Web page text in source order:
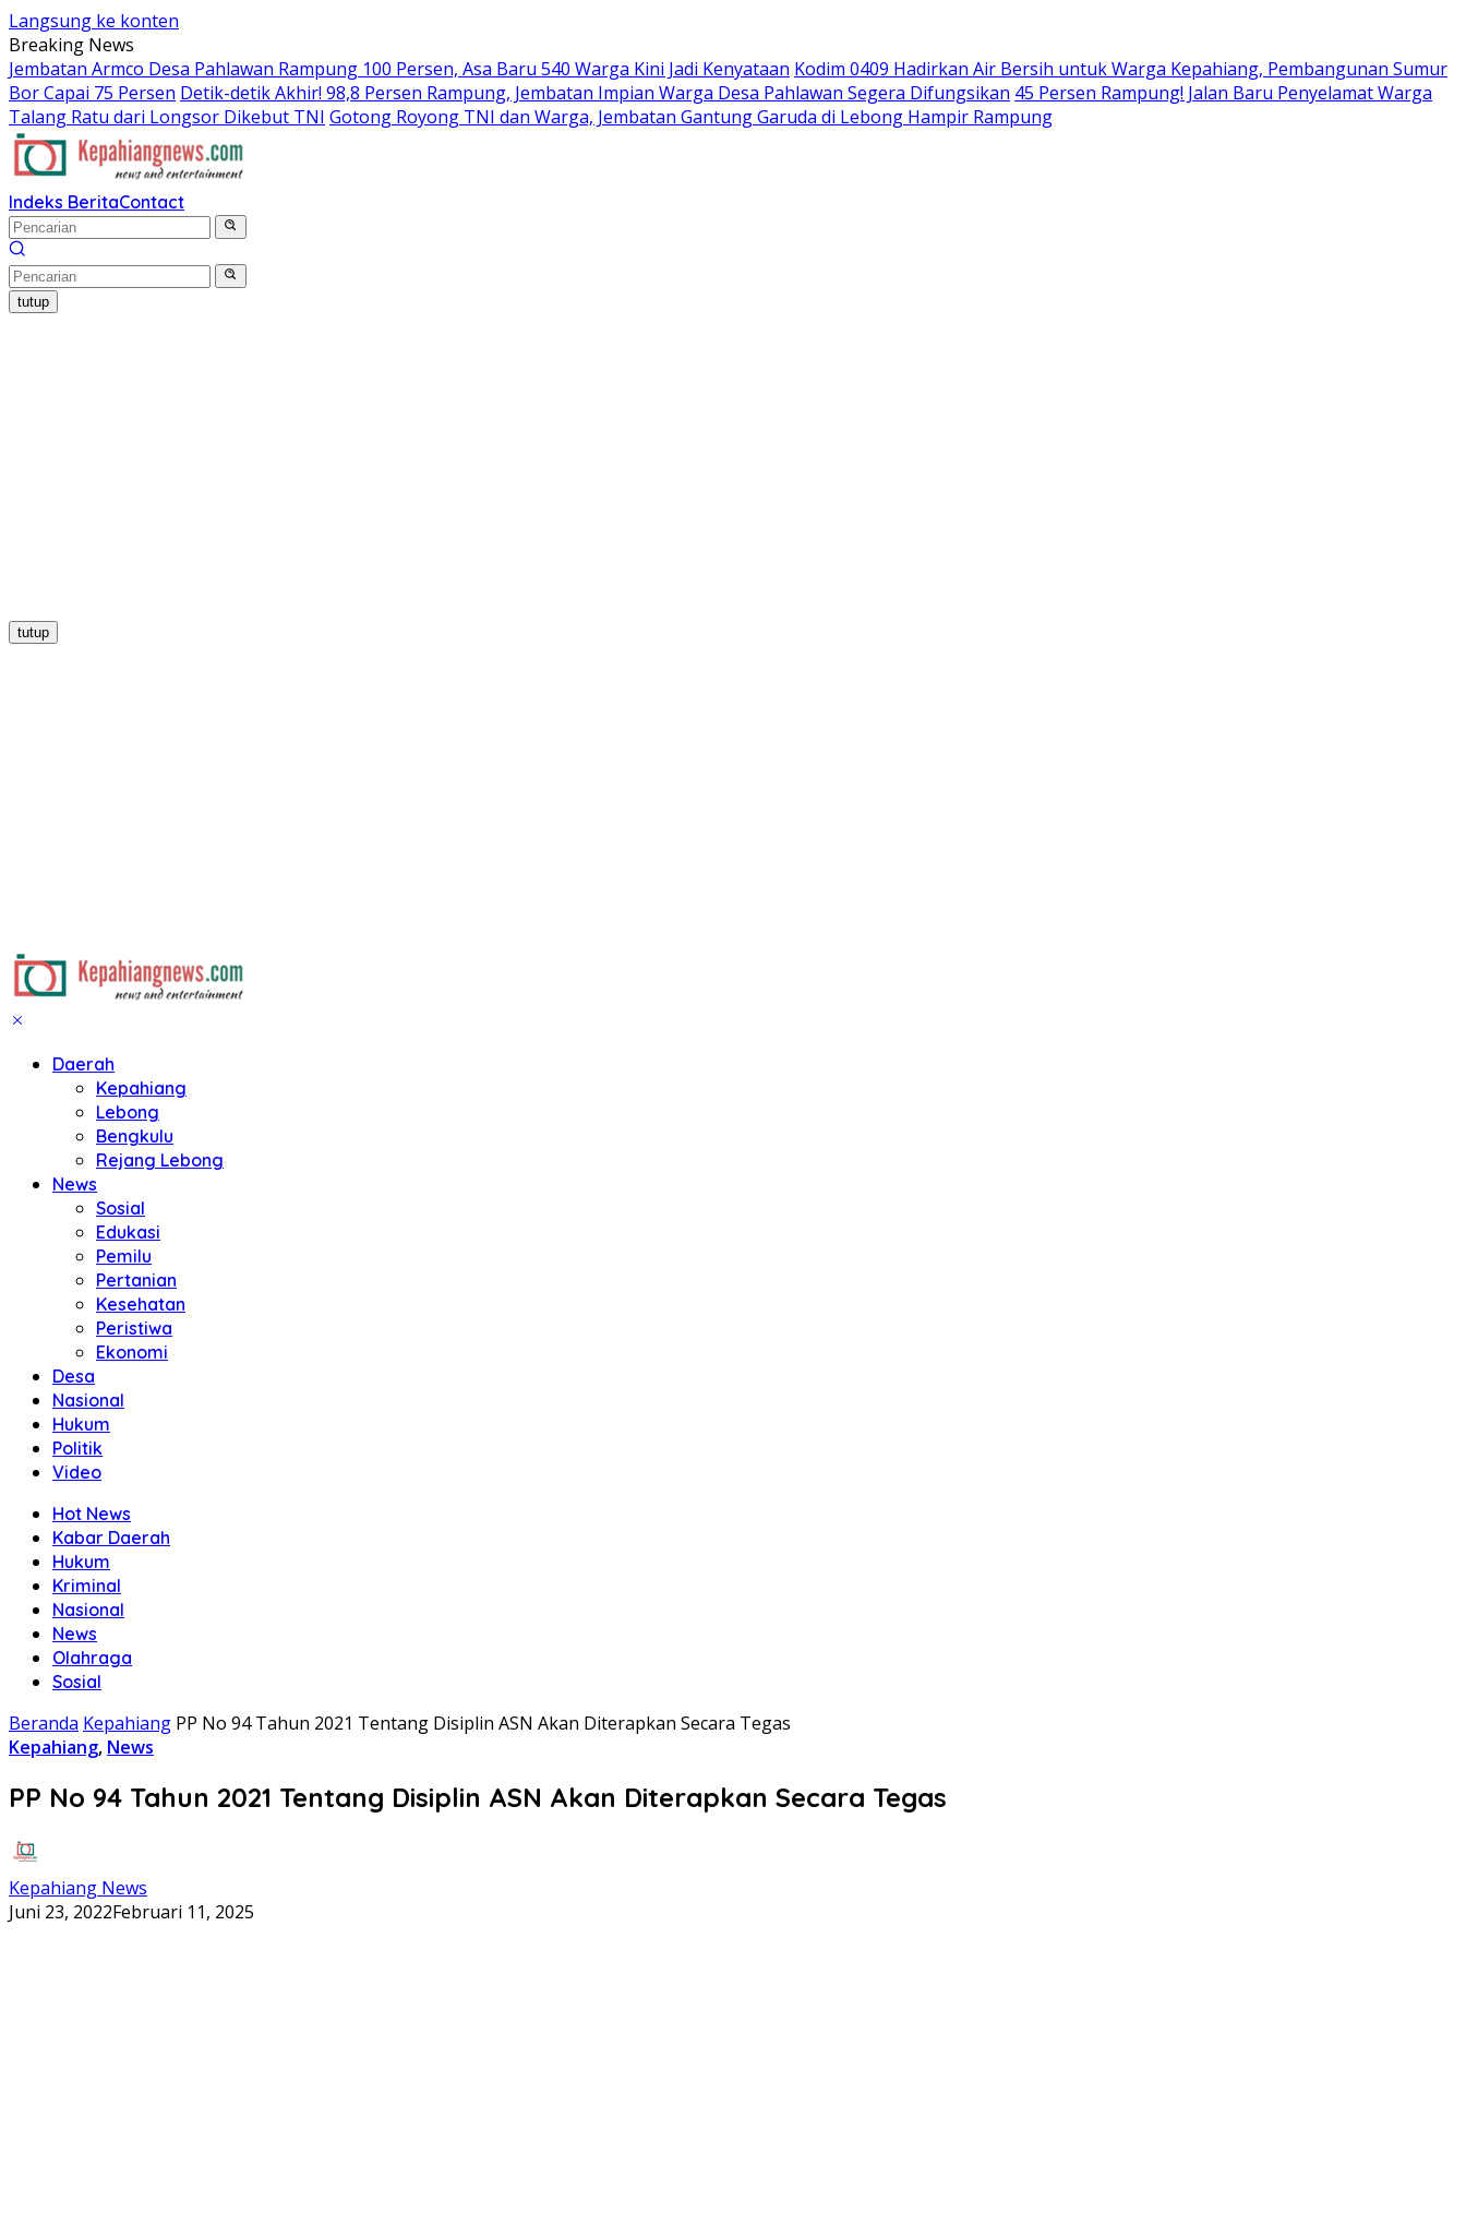
Langsung ke konten
Breaking News
Jembatan Armco Desa Pahlawan Rampung 100 Persen, Asa Baru 540 Warga Kini Jadi Kenyataan Kodim 0409 Hadirkan Air Bersih untuk Warga Kepahiang, Pembangunan Sumur
Bor Capai 75 Persen Detik-detik Akhir! 98,8 Persen Rampung, Jembatan Impian Warga Desa Pahlawan Segera Difungsikan 45 Persen Rampung! Jalan Baru Penyelamat Warga
Talang Ratu dari Longsor Dikebut TNI Gotong Royong TNI dan Warga, Jembatan Gantung Garuda di Lebong Hampir Rampung
Indeks BeritaContact
tutup
tutup
Daerah
Kepahiang
Lebong
Bengkulu
Rejang Lebong
News
Sosial
Edukasi
Pemilu
Pertanian
Kesehatan
Peristiwa
Ekonomi
Desa
Nasional
Hukum
Politik
Video
Hot News
Kabar Daerah
Hukum
Kriminal
Nasional
News
Olahraga
Sosial
Beranda Kepahiang PP No 94 Tahun 2021 Tentang Disiplin ASN Akan Diterapkan Secara Tegas
Kepahiang, News
PP No 94 Tahun 2021 Tentang Disiplin ASN Akan Diterapkan Secara Tegas
Kepahiang News
Juni 23, 2022Februari 11, 2025